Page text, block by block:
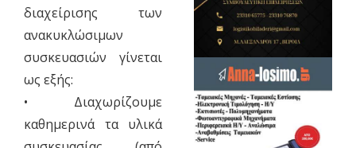
διαχείρισης των
ανακυκλώσιμων
συσκευασιών γίνεται
ως εξής:
• Διαχωρίζουμε
καθημερινά τα υλικά